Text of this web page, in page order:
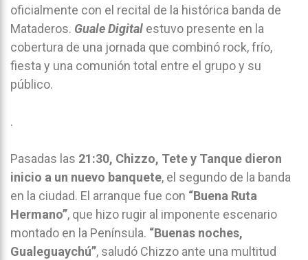
oficialmente con el recital de la histórica banda de
Mataderos. Guale Digital estuvo presente en la
cobertura de una jornada que combinó rock, frío,
fiesta y una comunión total entre el grupo y su
público.
.
Pasadas las 21:30, Chizzo, Tete y Tanque dieron
inicio a un nuevo banquete, el segundo de la banda
en la ciudad. El arranque fue con “Buena Ruta
Hermano”, que hizo rugir al imponente escenario
montado en la Península. “Buenas noches,
Gualeguaychú”, saludó Chizzo ante una multitud